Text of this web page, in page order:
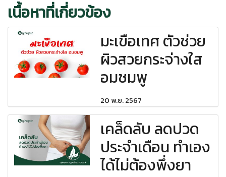
เนื้อหาที่เกี่ยวข้อง
มะเขือเทศ ตัวช่วย
ผิวสวยกระจ่างใส
อมชมพู
20 พ.ย. 2567
เคล็ดลับ ลดปวด
ประจำเดือน ทำเอง
ได้ไม่ต้องพึ่งยา